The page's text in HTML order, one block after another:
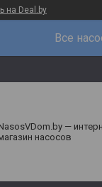
на Deal.by
Все
—
насосов